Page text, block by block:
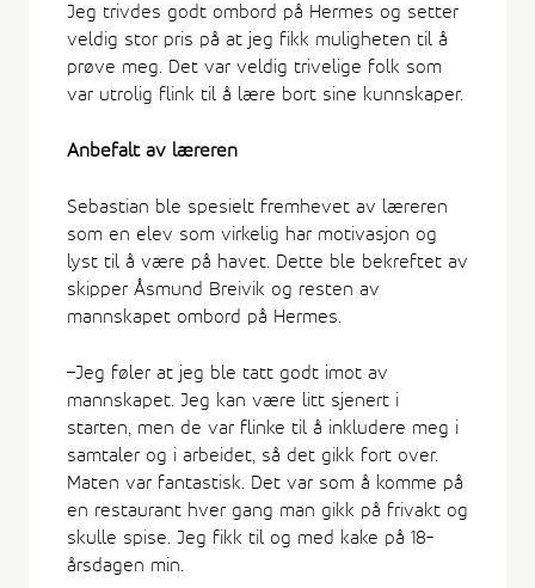
Jeg trivdes godt ombord på Hermes og setter
veldig stor pris på at jeg fikk muligheten til å
prøve meg. Det var veldig trivelige folk som
var utrolig flink til å lære bort sine kunnskaper.
Anbefalt av læreren
Sebastian ble spesielt fremhevet av læreren
som en elev som virkelig har motivasjon og
lyst til å være på havet. Dette ble bekreftet av
skipper Åsmund Breivik og resten av
mannskapet ombord på Hermes.
–Jeg føler at jeg ble tatt godt imot av
mannskapet. Jeg kan være litt sjenert i
starten, men de var flinke til å inkludere meg i
samtaler og i arbeidet, så det gikk fort over.
Maten var fantastisk. Det var som å komme på
en restaurant hver gang man gikk på frivakt og
skulle spise. Jeg fikk til og med kake på 18-
årsdagen min.